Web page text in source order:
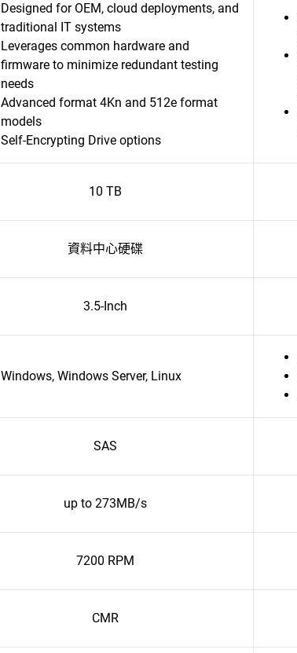
Designed for OEM, cloud deployments, and
traditional IT systems
Leverages common hardware and
firmware to minimize redundant testing
needs
Advanced format 4Kn and 512e format
models
Self-Encrypting Drive options
10 TB
資料中心硬碟
3.5-Inch
Windows, Windows Server, Linux
SAS
up to 273MB/s
7200 RPM
CMR